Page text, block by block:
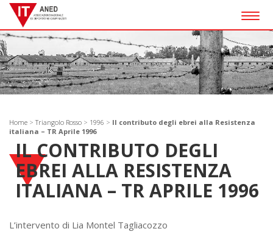
Home >Triangolo Rosso > 1996 > Il contributo degli ebrei alla Resistenza
italiana – TR Aprile 1996
IL CONTRIBUTO DEGLI
EBREI ALLA RESISTENZA
ITALIANA – TR APRILE 1996
L’intervento di Lia Montel Tagliacozzo